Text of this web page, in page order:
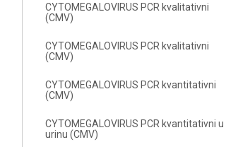
CYTOMEGALOVIRUS PCR kvalitativni
(CMV)
CYTOMEGALOVIRUS PCR kvalitativni
(CMV)
CYTOMEGALOVIRUS PCR kvantitativni
(CMV)
CYTOMEGALOVIRUS PCR kvantitativni u
urinu (CMV)